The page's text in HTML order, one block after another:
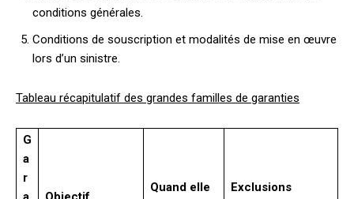
conditions générales.
Conditions de souscription et modalités de mise en œuvre
lors d’un sinistre.
Tableau récapitulatif des grandes familles de garanties
G
a
r
Quand elle
Exclusions